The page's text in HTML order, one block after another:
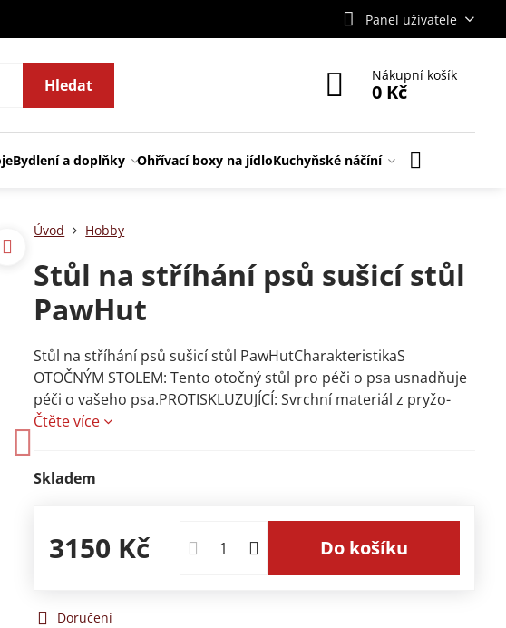
Panel uživatele
Hledat
Nákupní košík
0 Kč
Bydlení a doplňky Ohřívací boxy na jídloKuchyňské náčíní
Úvod Hobby
Stůl na stříhání psů sušicí stůl
PawHut
Stůl na stříhání psů sušicí stůl PawHutCharakteristikaS
OTOČNÝM STOLEM: Tento otočný stůl pro péči o psa usnadňuje
péči o vašeho psa.PROTISKLUZUJÍCÍ: Svrchní materiál z pryžo-
Čtěte více
Skladem
3150 Kč Do košíku
Doručení